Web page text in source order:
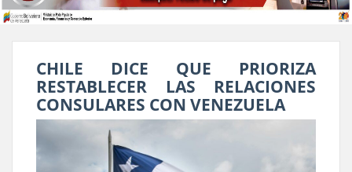
CHILE DICE QUE PRIORIZA
RESTABLECER LAS RELACIONES
CONSULARES CON VENEZUELA